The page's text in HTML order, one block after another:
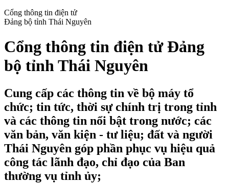
Cổng thông tin điện tử
Đảng bộ tỉnh Thái Nguyên
Cổng thông tin điện tử Đảng
bộ tỉnh Thái Nguyên
Cung cấp các thông tin về bộ máy tổ
chức; tin tức, thời sự chính trị trong tỉnh
và các thông tin nổi bật trong nước; các
văn bản, văn kiện - tư liệu; đất và người
Thái Nguyên góp phần phục vụ hiệu quả
công tác lãnh đạo, chỉ đạo của Ban
thường vụ tỉnh ủy;